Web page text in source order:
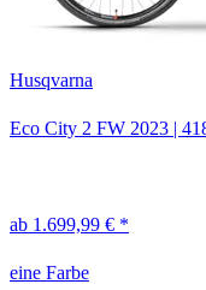
Husqvarna
Eco City 2 FW 2023 |
ab 1.699,99 € *
eine Farbe